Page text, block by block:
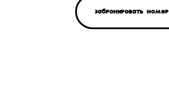
Забронировать номер